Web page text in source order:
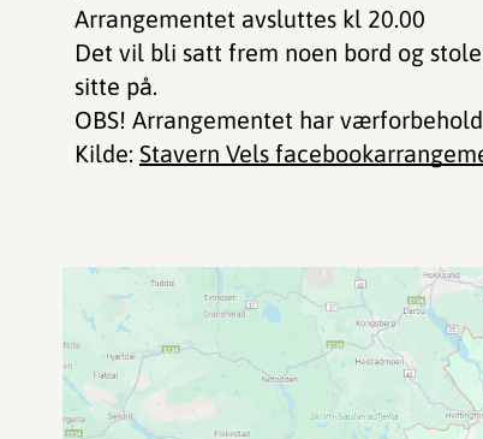
Arrangementet avsluttes kl 20.00
Det vil bli satt frem noen bord og
sitte på.
OBS! Arrangementet har
Kilde: Stavern Vels